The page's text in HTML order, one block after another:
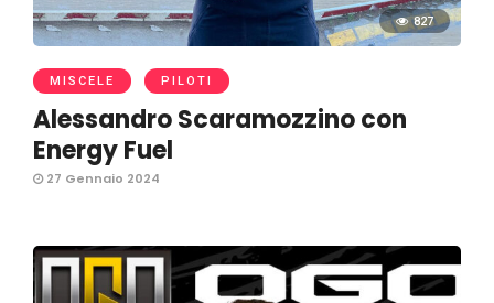
827
MISCELE PILOTI
Alessandro Scaramozzino con
Energy Fuel
27 Gennaio 2024